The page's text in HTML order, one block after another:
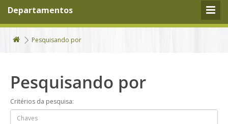
Departamentos
Pesquisando por
Pesquisando por
Critérios da pesquisa: